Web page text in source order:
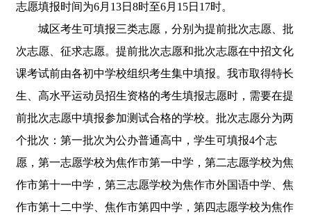
志愿填报时间为6月13日8时至6月15日17时。
城区考生可填报三类志愿，分别为提前批次志愿、批
次志愿、征求志愿。提前批次志愿和批次志愿在中招文化
课考试前由各初中学校组织考生集中填报。我市取得特长
生、高水平运动员招生资格的考生填报志愿时，需要在提
前批次志愿中填报参加测试合格的学校。批次志愿分为两
个批次：第一批次为公办普通高中，学生可填报4个志
愿，第一志愿学校为焦作市第一中学，第二志愿学校为焦
作市第十一中学，第三志愿学校为焦作市外国语中学、焦
作市第十二中学、焦作市第四中学，第四志愿学校为焦作